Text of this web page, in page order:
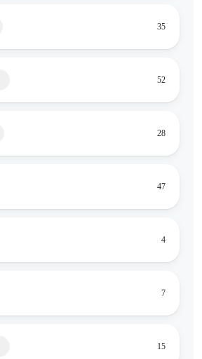
35
52
28
47
4
7
15